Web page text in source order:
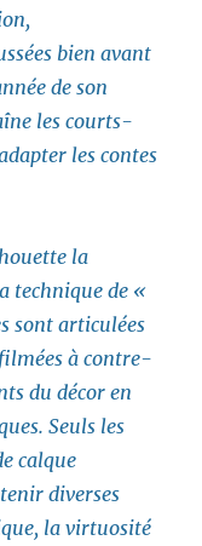
bien avant
de son
les courts-
les contes
la
technique de «
sont articulées
à contre-
du décor en
Seuls les
calque
diverses
la virtuosité